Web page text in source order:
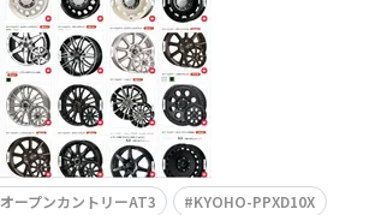
オープンカントリーAT3
KYOHO-PPXD10X